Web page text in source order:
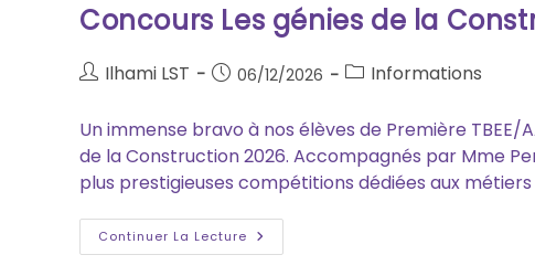
Concours Les génies de la
Ilhami LST 06/12/2026 Informations
Un immense bravo à nos élèves de Première
de la Construction 2026. Accompagnés par Mme
plus prestigieuses compétitions dédiées aux
Continuer La Lecture